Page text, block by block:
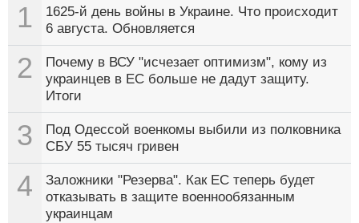
1
1625-й день войны в Украине. Что происходит
6 августа. Обновляется
2
Почему в ВСУ "исчезает оптимизм", кому из
украинцев в ЕС больше не дадут защиту.
Итоги
3
Под Одессой военкомы выбили из полковника
СБУ 55 тысяч гривен
4
Заложники "Резерва". Как ЕС теперь будет
отказывать в защите военнообязанным
украинцам